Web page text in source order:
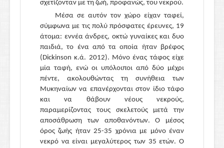
σχετίζονταν με τη ζωή, προφανώς, του νεκρού.
Μέσα σε αυτόν τον χώρο είχαν ταφεί,
σύμφωνα με τις πολύ πρόσφατες έρευνες, 19
άτομα: εννέα άνδρες, οκτώ γυναίκες και δυο
παιδιά, το ένα από τα οποία ήταν βρέφος
(Dickinson κ.ά. 2012). Μόνο ένας τάφος είχε
μία ταφή, ενώ οι υπόλοιποι από δύο μέχρι
πέντε, ακολουθώντας τη συνήθεια των
Μυκηναίων να επανέρχονται στον ίδιο τάφο
και να θάβουν νέους νεκρούς,
παραμερίζοντας τους σκελετούς μετά την
αποσάθρωση των αποθανόντων. Ο μέσος
όρος ζωής ήταν 25-35 χρόνια με μόνο έναν
νεκρό να είναι μεγαλύτερος των 35 ετών. Ο